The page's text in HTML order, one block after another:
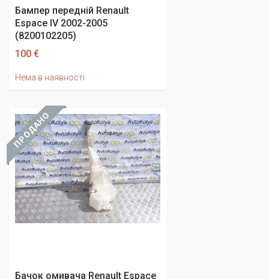
Бампер передній Renault
Espace IV 2002-2005
(8200102205)
100 €
Нема в наявності
ПРОДАНО
Бачок омивача Renault Espace